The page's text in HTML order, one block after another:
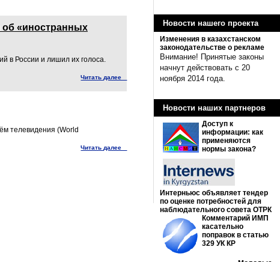
Новости нашего проекта
Изменения в казахстанском
законодательстве о рекламе
Внимание! Принятые законы
начнут действовать с 20
ноября 2014 года.
Новости наших партнеров
Доступ к
информации: как
применяются
нормы закона?
Интерньюс объявляет тендер
по оценке потребностей для
наблюдательного совета ОТРК
Комментарий ИМП
касательно
поправок в статью
329 УК КР
об «иностранных
в России и лишил их голоса.
Читать далее
телевидения (World
Читать далее